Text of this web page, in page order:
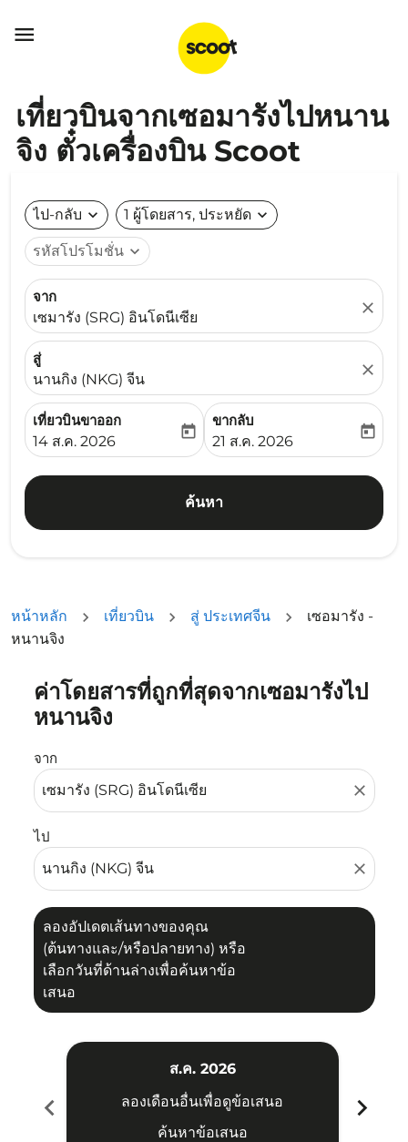

เที่ยวบินจากเซอมารังไปหนาน
จิง ตั๋วเครื่องบิน Scoot
ไป-กลับ expand_more 1 ผู้โดยสาร, ประหยัด expand_more
รหัสโปรโมชั่น expand_more
จาก
เซมารัง (SRG) อินโดนีเซีย
close
สู่
นานกิง (NKG) จีน
close
เที่ยวบินขาออก
fc-booking-departure-date-aria-label
14 ส.ค. 2026
today
ขากลับ
fc-booking-return-date-
21 ส.ค. 2026
today
ค้นหา
หน้าหลัก เที่ยวบิน สู่ ประเทศจีน
เซอมารัง -
หนานจิง
ค่าโดยสารที่ถูกที่สุดจากเซอมารังไป
หนานจิง
จาก
close
ไป
close
ลองอัปเดตเส้นทางของคุณ
(ต้นทางและ/หรือปลายทาง) หรือ
เลือกวันที่ด้านล่างเพื่อค้นหาข้อ
เสนอ
ลองอัปเดตเส้นทางของคุณ (ต้นทางและ/หรือปลายทาง) หรื
chevron_left
ส.ค. 2026
ลองเดือนอื่นเพื่อดูข้อเสนอ
ค้นหาข้อเสนอ
chevron_right